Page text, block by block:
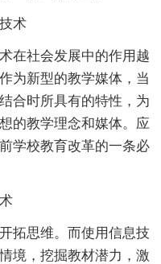
术
在社会发展中的作用越
为新型的教学媒体，当
合时所具有的特性，为
的教学理念和媒体。应
学校教育改革的一条必
拓思维。而使用信息技
境，挖掘教材潜力，激